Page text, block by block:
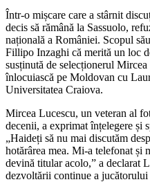
Într-o mișcare care a stârnit
decis să rămână la Sassuolo,
națională a României. Scopul
Fillipo Inzaghi că merită un loc
susținută de selecționerul
înlocuiască pe Moldovan cu
Universitatea Craiova.
Mircea Lucescu, un veteran al
decenii, a exprimat înțelegere
„Haideți să nu mai discutăm
hotărârea mea. Mi-a telefonat și
devină titular acolo,” a declarat
dezvoltării continue a